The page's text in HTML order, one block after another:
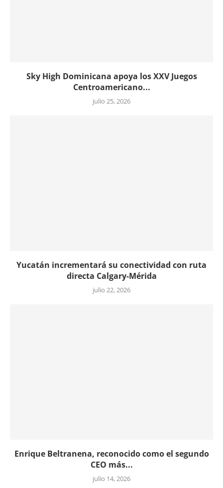
Sky High Dominicana apoya los XXV Juegos
Centroamericano...
julio 25, 2026
Yucatán incrementará su conectividad con ruta
directa Calgary-Mérida
julio 22, 2026
Enrique Beltranena, reconocido como el segundo
CEO más...
julio 14, 2026